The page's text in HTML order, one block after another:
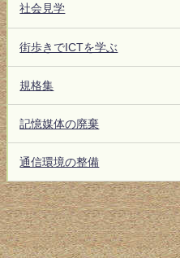
社会見学
街歩きでICTを学ぶ
規格集
記憶媒体の廃棄
通信環境の整備